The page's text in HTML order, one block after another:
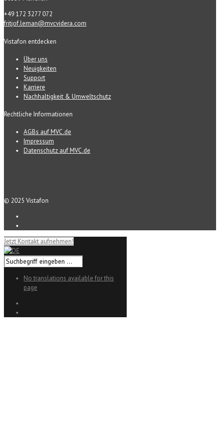
+49 172 3277 072
fritjof.leman@mvcvidera.com
Vistafon entdecken
Über uns
Neuigkeiten
Support
Karriere
Nachhaltigkeit & Umweltschutz
Rechtliche Informationen
AGBs auf MVC.de
Impressum
Datenschutz auf MVC.de
© 2025 Vistafon
Jetzt Kontakt aufnehmen!
No translations available for this
page